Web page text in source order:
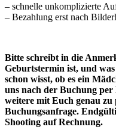
– schnelle unkomplizierte
– Bezahlung erst nach
Bitte schreibt in die
Geburtstermin ist, und
schon wisst, ob es ein
uns nach der Buchung
weitere mit Euch genau
Buchungsanfrage.
Shooting auf Rechnung.